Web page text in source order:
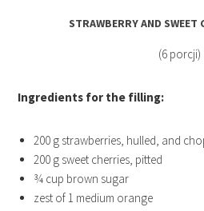
STRAWBERRY AND SWEET
(6 porcji)
Ingredients for the filling:
200 g strawberries, hulled, and
200 g sweet cherries, pitted
¾ cup brown sugar
zest of 1 medium orange